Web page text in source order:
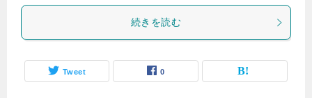
続きを読む
Tweet 0